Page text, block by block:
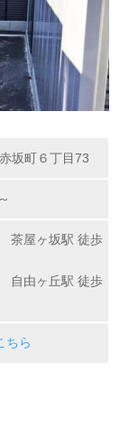
坂町６丁目73
茶屋ヶ坂駅 徒歩
自由ヶ丘駅 徒歩
ちら